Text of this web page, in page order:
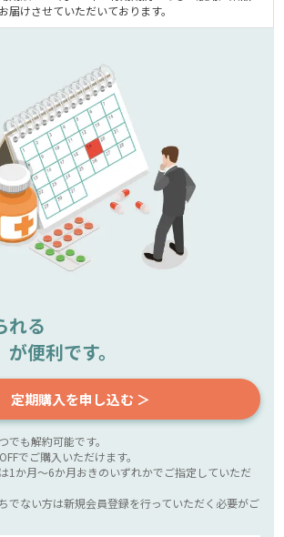
届けさせていただいております。
れる
が便利です。
定期購入を申し込む ＞
でも解約可能です。
でご購入いただけます。
1か月～6か月おきのいずれかでご指定していただ
でない方は新規会員登録を行っていただく必要がご